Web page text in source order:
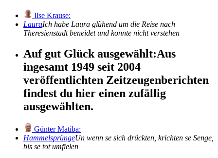
Ilse Krause:
LauraIch habe Laura glühend um die Reise nach
Theresienstadt beneidet und konnte nicht verstehen
Auf gut Glück ausgewählt:Aus
ingesamt 1949 seit 2004
veröffentlichten Zeitzeugenberichten
findest du hier einen zufällig
ausgewählten.
Günter Matiba:
HammelsprüngeUn wenn se sich drückten, krichten se Senge,
bis se tot umfielen